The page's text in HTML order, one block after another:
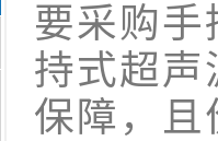
要采购
持式超声
保障，且